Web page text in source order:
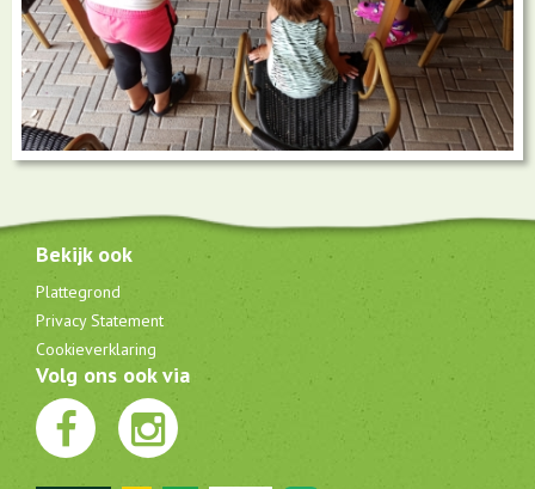
Bekijk ook
Plattegrond
Privacy Statement
Cookieverklaring
Volg ons ook via